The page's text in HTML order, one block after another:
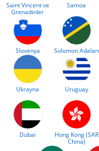
Saint Vincent ve
Grenadinler
Samoa
Slovenya Solomon Adaları
Ukrayna Uruguay
Dubai
Hong Kong (SAR
China)